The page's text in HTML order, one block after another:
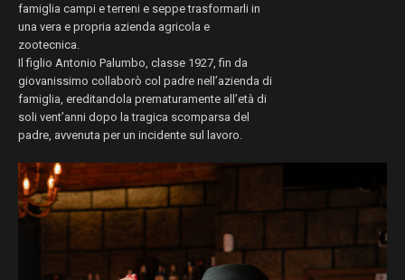
famiglia campi e terreni e seppe trasformarli in
una vera e propria azienda agricola e
zootecnica.
Il figlio Antonio Palumbo, classe 1927, fin da
giovanissimo collaborò col padre nell’azienda di
famiglia, ereditandola prematuramente all’età di
soli vent’anni dopo la tragica scomparsa del
padre, avvenuta per un incidente sul lavoro.